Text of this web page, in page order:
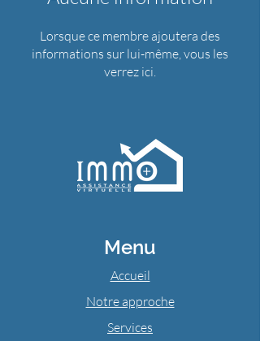
Lorsque ce membre ajoutera des
informations sur lui-même, vous les
verrez ici.
Menu
Accueil
Notre approche
Services